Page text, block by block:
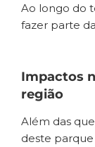
Ao longo do
fazer parte
Impactos
região
Além das
deste